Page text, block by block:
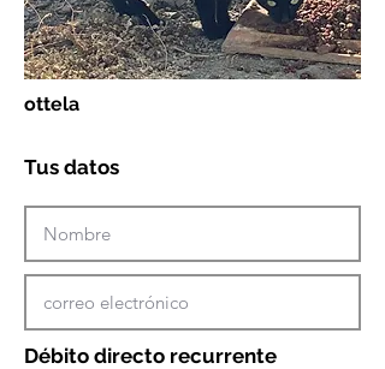
ottela
Tus datos
Débito directo recurrente